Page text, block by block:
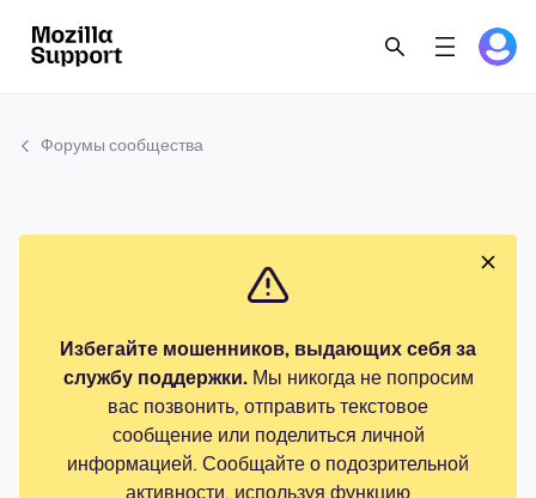
Форумы сообщества
Избегайте мошенников, выдающих себя за
службу поддержки.Мы никогда не попросим
вас позвонить, отправить текстовое
сообщение или поделиться личной
информацией. Сообщайте о подозрительной
активности, используя функцию